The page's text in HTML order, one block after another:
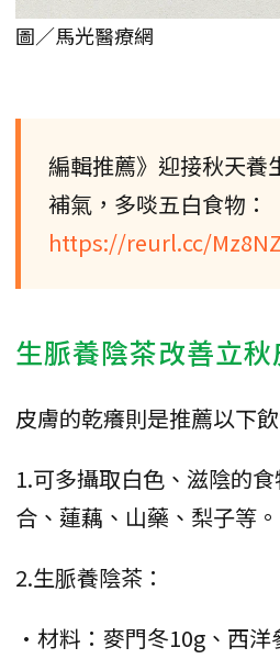
圖／馬光醫療網
編輯推薦》迎接秋天養
補氣，多啖五白食物：
https://reurl.cc/
生脈養陰茶改善立
皮膚的乾癢則是推薦以下飲
1.可多攝取白色、滋陰的
合、蓮藕、山藥、梨子等。
2.生脈養陰茶：
•材料：麥門冬10g、西洋